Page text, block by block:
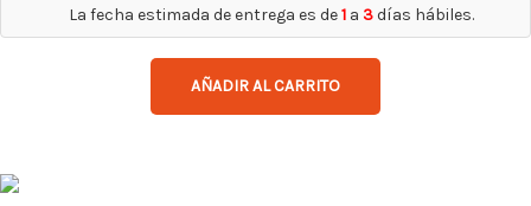
La fecha estimada de entrega es de1 a 3días hábiles.
AÑADIR AL CARRITO